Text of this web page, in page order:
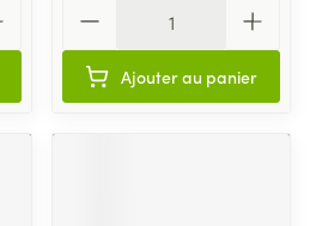
Ajouter au panier